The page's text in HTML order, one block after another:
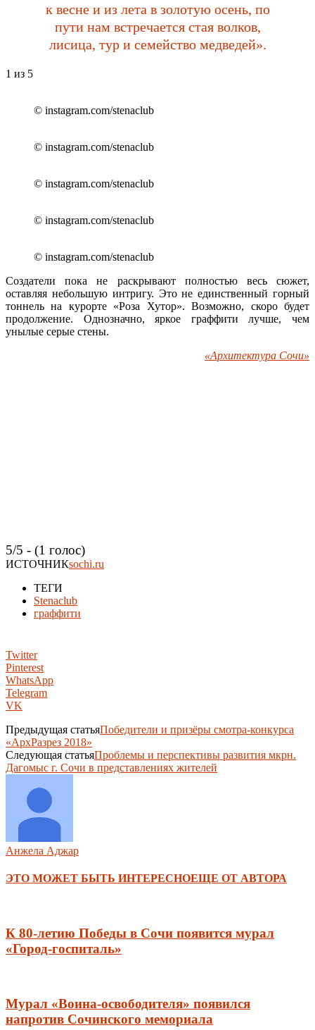
к весне и из лета в золотую осень, по
пути нам встречается стая волков,
лисица, тур и семейство медведей».
1 из 5
© instagram.com/stenaclub
© instagram.com/stenaclub
© instagram.com/stenaclub
© instagram.com/stenaclub
© instagram.com/stenaclub
Создатели пока не раскрывают полностью весь сюжет,
оставляя небольшую интригу. Это не единственный горный
тоннель на курорте «Роза Хутор». Возможно, скоро будет
продолжение. Однозначно, яркое граффити лучше, чем
унылые серые стены.
«Архитектура Сочи»
5/5 - (1 голос)
ИСТОЧНИКsochi.ru
ТЕГИ
Stenaclub
граффити
Twitter
Pinterest
WhatsApp
Telegram
VK
Предыдущая статьяПобедители и призёры смотра-конкурса
«АрхРазрез 2018»
Следующая статьяПроблемы и перспективы развития мкрн.
Дагомыс г. Сочи в представлениях жителей
Анжела Аджар
ЭТО МОЖЕТ БЫТЬ ИНТЕРЕСНОЕЩЕ ОТ АВТОРА
К 80-летию Победы в Сочи появится мурал
«Город-госпиталь»
Мурал «Воина-освободителя» появился
напротив Сочинского мемориала